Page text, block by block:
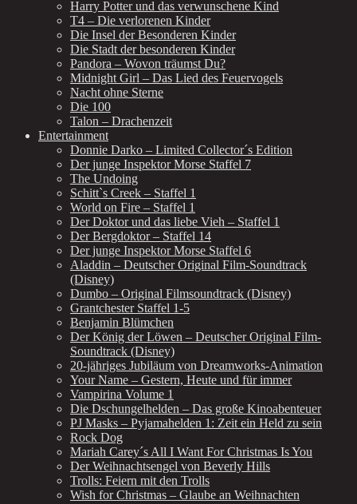
Harry Potter und das verwunschene Kind
T4 – Die verlorenen Kinder
Die Insel der Besonderen Kinder
Die Stadt der besonderen Kinder
Pandora – Wovon träumst Du?
Midnight Girl – Das Lied des Feuervogels
Nacht ohne Sterne
Die 100
Talon – Drachenzeit
Entertainment
Donnie Darko – Limited Collector´s Edition
Der junge Inspektor Morse Staffel 7
The Undoing
Schitt`s Creek – Staffel 1
World on Fire – Staffel 1
Der Doktor und das liebe Vieh – Staffel 1
Der Bergdoktor – Staffel 14
Der junge Inspektor Morse Staffel 6
Aladdin – Deutscher Original Film-Soundtrack
(Disney)
Dumbo – Original Filmsoundtrack (Disney)
Grantchester Staffel 1-5
Benjamin Blümchen
Der König der Löwen – Deutscher Original Film-
Soundtrack (Disney)
20-jähriges Jubiläum von Dreamworks-Animation
Your Name – Gestern, Heute und für immer
Vampirina Volume 1
Die Dschungelhelden – Das große Kinoabenteuer
PJ Masks – Pyjamahelden 1: Zeit ein Held zu sein
Rock Dog
Mariah Carey´s All I Want For Christmas Is You
Der Weihnachtsengel von Beverly Hills
Trolls: Feiern mit den Trolls
Wish for Christmas – Glaube an Weihnachten